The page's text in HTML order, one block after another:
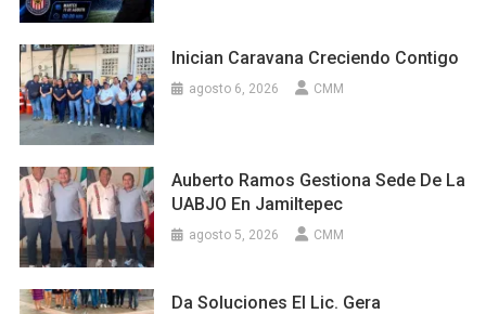
Inician Caravana Creciendo Contigo
agosto 6, 2026 CMM
Auberto Ramos Gestiona Sede De La
UABJO En Jamiltepec
agosto 5, 2026 CMM
Da Soluciones El Lic. Gera